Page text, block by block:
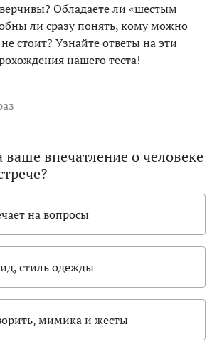
Обладаете ли «шестым
ли сразу понять, кому можно
стоит? Узнайте ответы на эти
нашего теста!
ваше впечатление о человеке
на вопросы
стиль одежды
мимика и жесты